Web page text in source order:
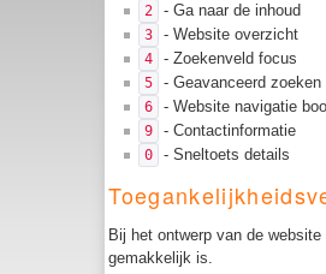
2 - Ga naar de inhoud
3 - Website overzicht
4 - Zoekenveld focus
5 - Geavanceerd zoeken
6 - Website navigatie
9 - Contactinformatie
0 - Sneltoets details
Bij het ontwerp van de
gemakkelijk is.